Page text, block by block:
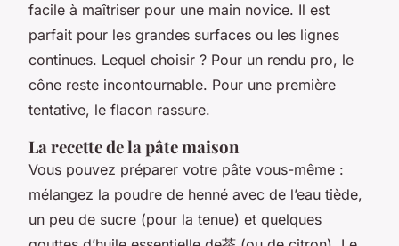
facile à maîtriser pour une main novice. Il est
parfait pour les grandes surfaces ou les lignes
continues. Lequel choisir ? Pour un rendu pro, le
cône reste incontournable. Pour une première
tentative, le flacon rassure.
La recette de la pâte maison
Vous pouvez préparer votre pâte vous-même :
mélangez la poudre de henné avec de l’eau tiède,
un peu de sucre (pour la tenue) et quelques